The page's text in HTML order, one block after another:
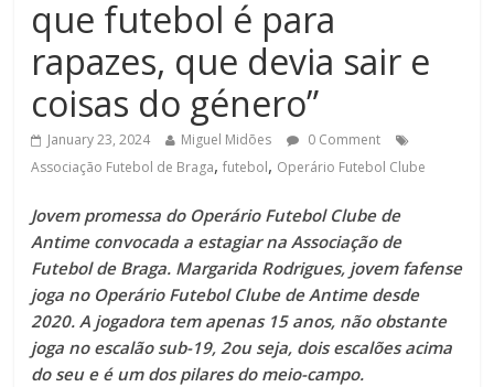
que futebol é para
rapazes, que devia sair e
coisas do género”
January 23, 2024 Miguel Midões
0 Comment
Associação Futebol de Braga,futebol, Operário Futebol Clube
Jovem promessa do Operário Futebol Clube de
Antime convocada a estagiar na Associação de
Futebol de Braga. Margarida Rodrigues, jovem fafense
joga no Operário Futebol Clube de Antime desde
2020. A jogadora tem apenas 15 anos, não obstante
joga no escalão sub-19, 2ou seja, dois escalões acima
do seu e é um dos pilares do meio-campo.